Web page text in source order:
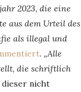
2023, die eine
aus dem Urteil des
als illegal und
. „Alle
die schriftlich
dieser nicht